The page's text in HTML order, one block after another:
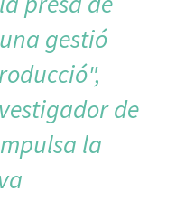
gestió
de
la